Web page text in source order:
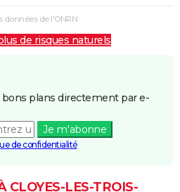
données de l'ONRN
de risques naturels
bons plans directement par e-
Je m'abonne
de confidentialité
CLOYES-LES-TROIS-